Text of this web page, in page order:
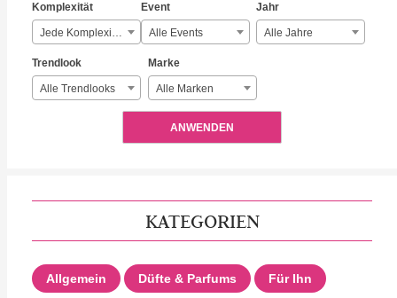
Komplexität
Jede Komplexität
Event
Alle Events
Jahr
Alle Jahre
Trendlook
Alle Trendlooks
Marke
Alle Marken
ANWENDEN
KATEGORIEN
Allgemein Düfte & Parfums Für Ihn